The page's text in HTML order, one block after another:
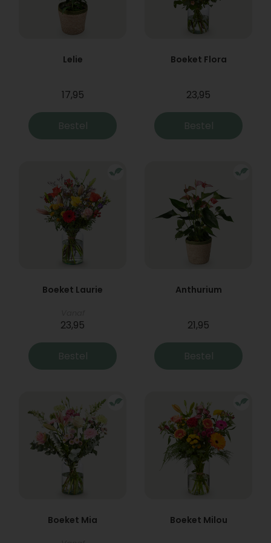
Lelie
17,95
Bestel
Boeket Flora
23,95
Bestel
Boeket Laurie
23,95
Bestel
Anthurium
21,95
Bestel
Boeket Mia Boeket Milou